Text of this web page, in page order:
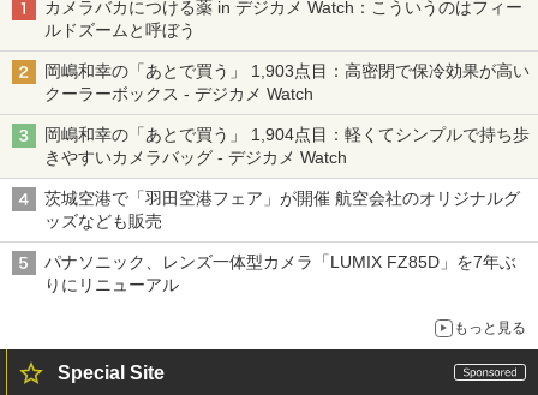
カメラバカにつける薬 in デジカメ Watch：こういうのはフィー
ルドズームと呼ぼう
岡嶋和幸の「あとで買う」 1,903点目：高密閉で保冷効果が高い
クーラーボックス - デジカメ Watch
岡嶋和幸の「あとで買う」 1,904点目：軽くてシンプルで持ち歩
きやすいカメラバッグ - デジカメ Watch
茨城空港で「羽田空港フェア」が開催 航空会社のオリジナルグ
ッズなども販売
パナソニック、レンズ一体型カメラ「LUMIX FZ85D」を7年ぶ
りにリニューアル
もっと見る
Special Site